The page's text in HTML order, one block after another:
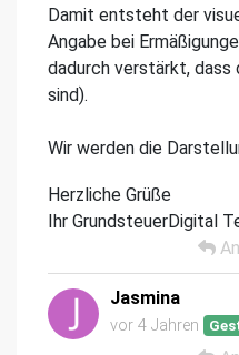
Damit entsteht der
Angabe bei
dadurch verstärkt, dass
sind).
Wir werden die
Herzliche Grüße
Ihr GrundsteuerDigital
Jasmina
vor 4 Jahren